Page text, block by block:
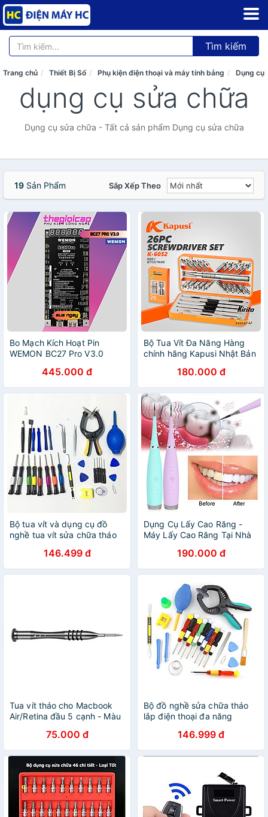
Tìm kiếm
Trang chủ Thiết Bị Số Phụ kiện điện thoại và máy tính bảng Dụng cụ
dụng cụ sửa chữa
Dụng cụ sửa chữa - Tất cả sản phẩm Dụng cụ sửa chữa
19 Sản Phẩm Sắp Xếp Theo
Bo Mạch Kích Hoạt Pin
WEMON BC27 Pro V3.0
và các thiết bị Android -
Hàng Nhập Khẩu
445.000 đ
Bộ Tua Vít Đa Năng Hàng
chính hãng Kapusi Nhật Bản
180.000 đ
Bộ tua vít và dụng cụ đồ
nghề tua vít sửa chữa tháo
dùng DIY146.499 đ
Dụng Cụ Lấy Cao Răng -
Máy Lấy Cao Răng Tại Nhà
Máy Sạc Pin Cao Cấp
190.000 đ
Tua vít tháo cho Macbook
Air/Retina đầu 5 cạnh - Màu
75.000 đ
Bộ đồ nghề sửa chữa tháo
lắp điện thoại đa năng
146.999 đ